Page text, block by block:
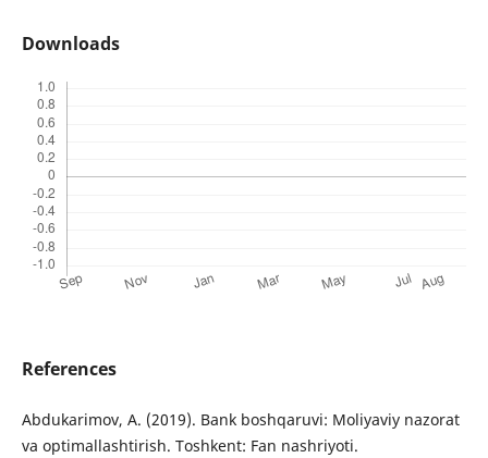
Downloads
References
Abdukarimov, A. (2019). Bank boshqaruvi: Moliyaviy nazorat
va optimallashtirish. Toshkent: Fan nashriyoti.